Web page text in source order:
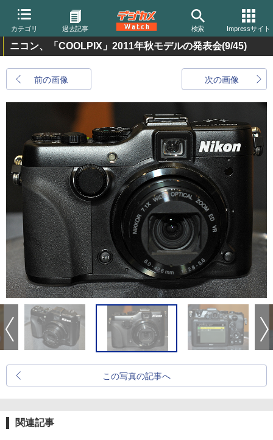
カテゴリ 過去記事 検索 Impressサイト
ニコン、「COOLPIX」2011年秋モデルの発表会(9/45)
前の画像 次の画像
この写真の記事へ
関連記事